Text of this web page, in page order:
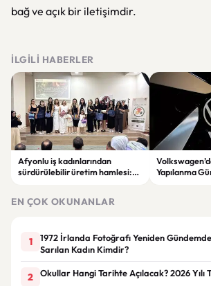
bağ ve açık bir iletişimdir.
İLGILI HABERLER
Afyonlu iş kadınlarından
sürdürülebilir üretim hamlesi:
Yapılanma
EN ÇOK OKUNANLAR
1
1972 İrlanda Fotoğrafı Yeniden
Sarılan Kadın Kimdir?
2 Okullar Hangi Tarihte Açılacak? 2026 Yılı